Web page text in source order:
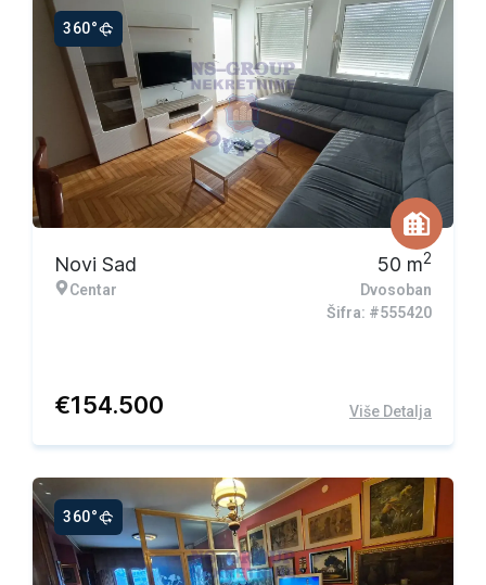
360°
Novi Sad
Centar
50 m2
Dvosoban
Šifra: #555420
€154.500 Više Detalja
360°